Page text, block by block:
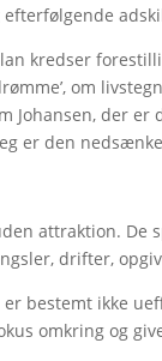
kredser
om
Johansen, der
er den
attraktion. De
drifter,
er bestemt ikke
omkring og